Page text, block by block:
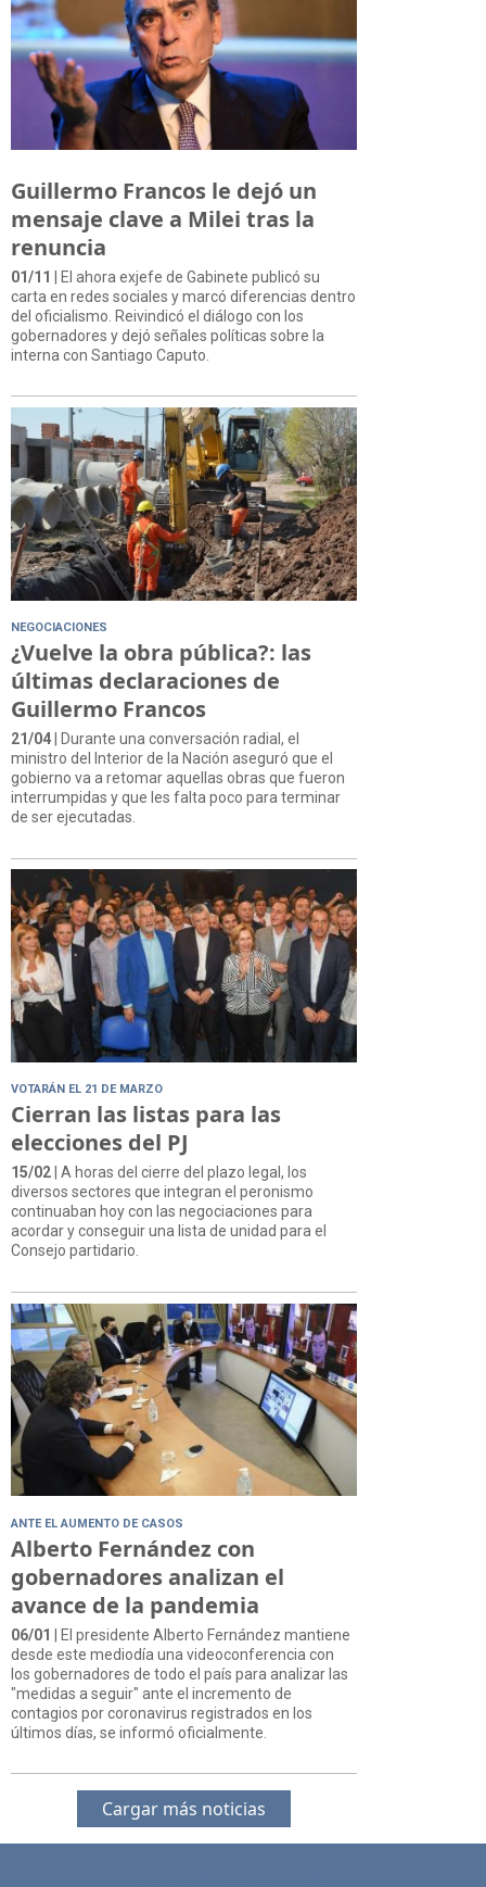
Guillermo Francos le dejó un
mensaje clave a Milei tras la
renuncia
01/11 | El ahora exjefe de Gabinete publicó su
carta en redes sociales y marcó diferencias dentro
del oficialismo. Reivindicó el diálogo con los
gobernadores y dejó señales políticas sobre la
interna con Santiago Caputo.
NEGOCIACIONES
¿Vuelve la obra pública?: las
últimas declaraciones de
Guillermo Francos
21/04 | Durante una conversación radial, el
ministro del Interior de la Nación aseguró que el
gobierno va a retomar aquellas obras que fueron
interrumpidas y que les falta poco para terminar
de ser ejecutadas.
VOTARÁN EL 21 DE MARZO
Cierran las listas para las
elecciones del PJ
15/02 | A horas del cierre del plazo legal, los
diversos sectores que integran el peronismo
continuaban hoy con las negociaciones para
acordar y conseguir una lista de unidad para el
Consejo partidario.
ANTE EL AUMENTO DE CASOS
Alberto Fernández con
gobernadores analizan el
avance de la pandemia
06/01
| El presidente Alberto Fernández mantiene
desde este mediodía una videoconferencia con
los gobernadores de todo el país para analizar las
"medidas a seguir" ante el incremento de
contagios por coronavirus registrados en los
últimos días, se informó oficialmente.
Cargar más noticias